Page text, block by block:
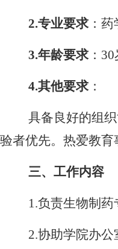
2.专业要求：药
3.年龄要求： 30
4.其他要求：
具备良好的组
验者优先。热爱教
三、工作内容
1.负责生物制药
2.协助学院办公